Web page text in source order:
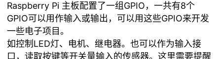
Raspberry Pi 主板配置了一组GPIO，一共有8个
GPIO可以用作输入或输出，可以用这些GPIO来开发
一些电子项目。
如控制LED灯、电机、继电器。也可以作为输入接
口，读取按键等开关量输入的传感器。这里需要提醒